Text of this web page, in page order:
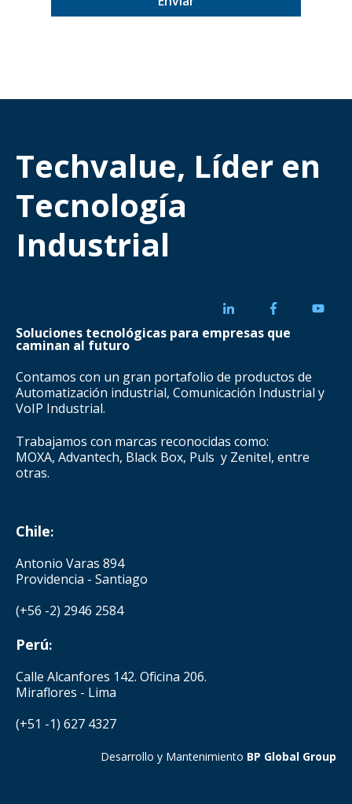
Techvalue, Líder en
Tecnología
Industrial
Soluciones tecnológicas para empresas que
caminan al futuro
Contamos con un gran portafolio de productos de
Automatización industrial, Comunicación Industrial y
VoIP Industrial.
Trabajamos con marcas reconocidas como:
MOXA, Advantech, Black Box, Puls y Zenitel, entre
otras.
Chile:
Antonio Varas 894
Providencia - Santiago
(+56 -2) 2946 2584
Perú:
Calle Alcanfores 142. Oficina 206.
Miraflores - Lima
(+51 -1) 627 4327
Desarrollo y Mantenimiento BP Global Group